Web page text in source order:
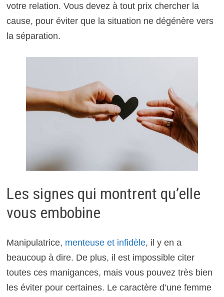
votre relation. Vous devez à tout prix chercher la
cause, pour éviter que la situation ne dégénère vers
la séparation.
Les signes qui montrent qu’elle
vous embobine
Manipulatrice, menteuse et infidèle, il y en a
beaucoup à dire. De plus, il est impossible citer
toutes ces manigances, mais vous pouvez très bien
les éviter pour certaines. Le caractère d’une femme